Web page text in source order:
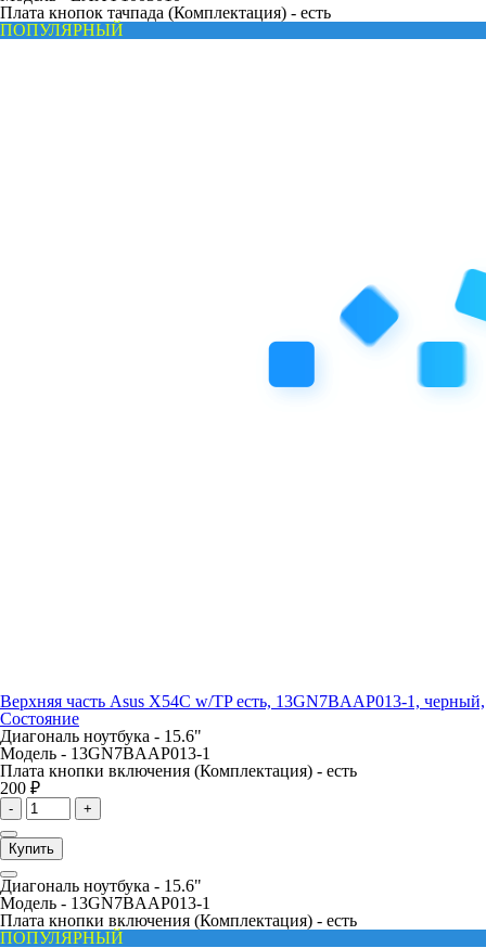
Плата кнопок тачпада (Комплектация) - есть
ПОПУЛЯРНЫЙ
Верхняя часть Asus X54C w/TP есть, 13GN7BAAP013-1, черный,
Состояние
Диагональ ноутбука - 15.6"
Модель - 13GN7BAAP013-1
Плата кнопки включения (Комплектация) - есть
200 ₽
- +
Купить
Диагональ ноутбука - 15.6"
Модель - 13GN7BAAP013-1
Плата кнопки включения (Комплектация) - есть
ПОПУЛЯРНЫЙ